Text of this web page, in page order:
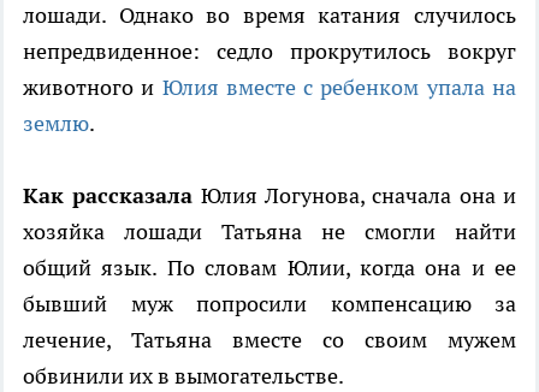
лошади. Однако во время катания случилось
непредвиденное: седло прокрутилось вокруг
животного и Юлия вместе с ребенком упала на
землю.
Как рассказала Юлия Логунова, сначала она и
хозяйка лошади Татьяна не смогли найти
общий язык. По словам Юлии, когда она и ее
бывший муж попросили компенсацию за
лечение, Татьяна вместе со своим мужем
обвинили их в вымогательстве.